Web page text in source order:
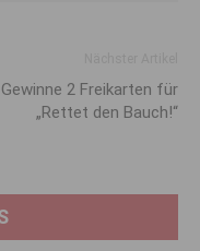
Gewinne 2 Freikarten für
„Rettet den Bauch!“